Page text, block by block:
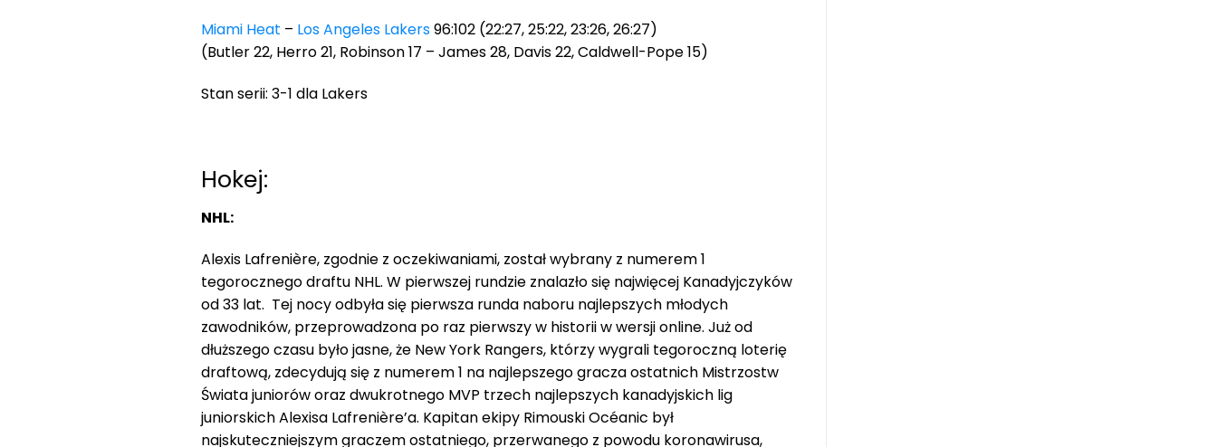
Miami Heat – Los Angeles Lakers96:102 (22:27, 25:22, 23:26, 26:27)
(Butler 22, Herro 21, Robinson 17 – James 28, Davis 22, Caldwell-Pope 15)
Stan serii: 3-1 dla Lakers
Hokej:
NHL:
Alexis Lafrenière, zgodnie z oczekiwaniami, został wybrany z numerem 1
tegorocznego draftu NHL. W pierwszej rundzie znalazło się najwięcej Kanadyjczyków
od 33 lat. Tej nocy odbyła się pierwsza runda naboru najlepszych młodych
zawodników, przeprowadzona po raz pierwszy w historii w wersji online. Już od
dłuższego czasu było jasne, że New York Rangers, którzy wygrali tegoroczną loterię
draftową, zdecydują się z numerem 1 na najlepszego gracza ostatnich Mistrzostw
Świata juniorów oraz dwukrotnego MVP trzech najlepszych kanadyjskich lig
juniorskich Alexisa Lafrenière’a. Kapitan ekipy Rimouski Océanic był
najskuteczniejszym graczem ostatniego, przerwanego z powodu koronawirusa,